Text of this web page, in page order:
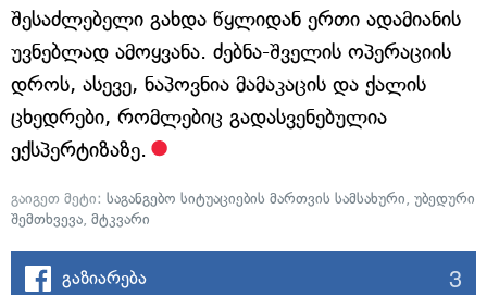
შესაძლებელი გახდა წყლიდან ერთი ადამიანის
უვნებლად ამოყვანა. ძებნა-შველის ოპერაციის
დროს, ასევე, ნაპოვნია მამაკაცის და ქალის
ცხედრები, რომლებიც გადასვენებულია
ექსპერტიზაზე.
გაიგეთ მეტი: საგანგებო სიტუაციების მართვის სამსახური, უბედური
შემთხვევა, მტკვარი
გაზიარება 3